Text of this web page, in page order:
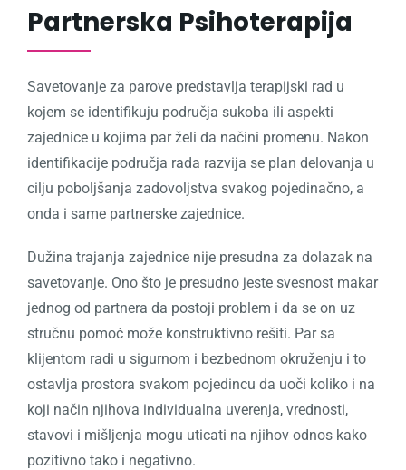
Partnerska Psihoterapija
Savetovanje za parove predstavlja terapijski rad u
kojem se identifikuju područja sukoba ili aspekti
zajednice u kojima par želi da načini promenu. Nakon
identifikacije područja rada razvija se plan delovanja u
cilju poboljšanja zadovoljstva svakog pojedinačno, a
onda i same partnerske zajednice.
Dužina trajanja zajednice nije presudna za dolazak na
savetovanje. Ono što je presudno jeste svesnost makar
jednog od partnera da postoji problem i da se on uz
stručnu pomoć može konstruktivno rešiti. Par sa
klijentom radi u sigurnom i bezbednom okruženju i to
ostavlja prostora svakom pojedincu da uoči koliko i na
koji način njihova individualna uverenja, vrednosti,
stavovi i mišljenja mogu uticati na njihov odnos kako
pozitivno tako i negativno.